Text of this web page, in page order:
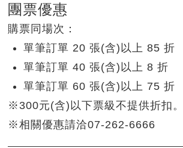
團票優惠
購票同場次：
單筆訂單 20 張(含)以上 85 折
單筆訂單 40 張(含)以上 8 折
單筆訂單 60 張(含)以上 75 折
※300元(含)以下票級不提供折扣。
※相關優惠請洽07-262-6666